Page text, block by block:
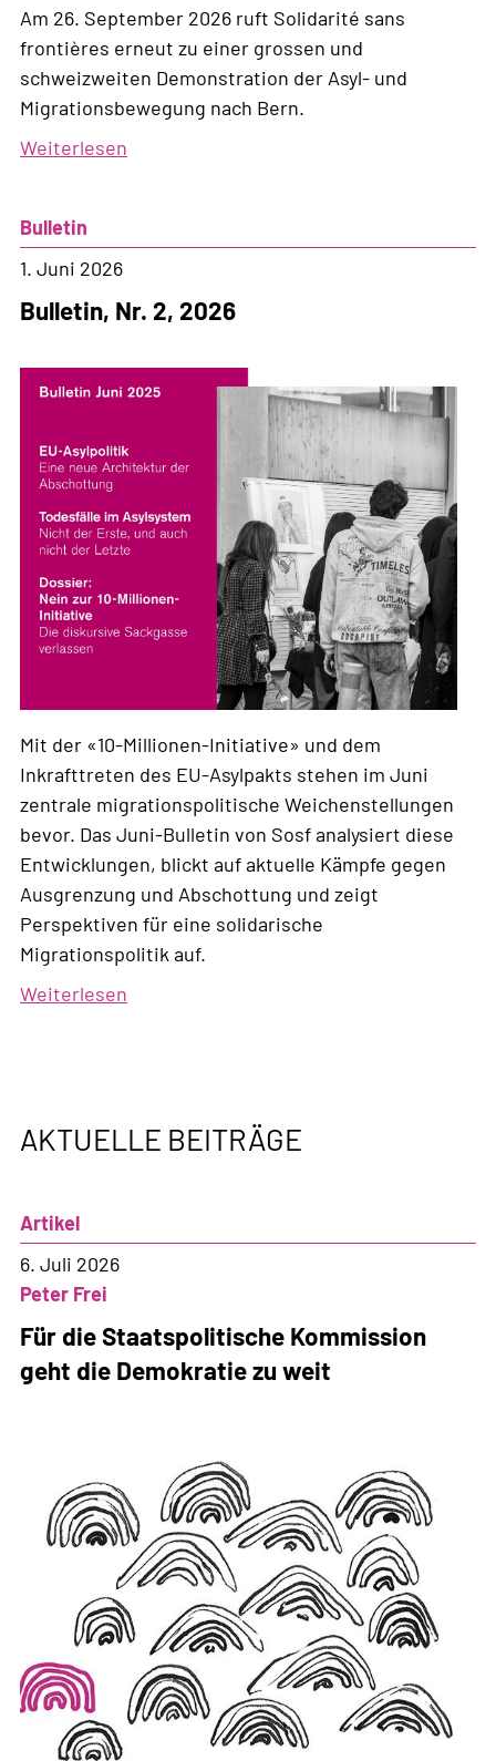
Am 26. September 2026 ruft Solidarité sans
frontières erneut zu einer grossen und
schweizweiten Demonstration der Asyl- und
Migrationsbewegung nach Bern.
Weiterlesen
Bulletin
1. Juni 2026
Bulletin, Nr. 2, 2026
Mit der «10-Millionen-Initiative» und dem
Inkrafttreten des EU-Asylpakts stehen im Juni
zentrale migrationspolitische Weichenstellungen
bevor. Das Juni-Bulletin von Sosf analysiert diese
Entwicklungen, blickt auf aktuelle Kämpfe gegen
Ausgrenzung und Abschottung und zeigt
Perspektiven für eine solidarische
Migrationspolitik auf.
Weiterlesen
AKTUELLE BEITRÄGE
Artikel
6. Juli 2026
Peter Frei
Für die Staatspolitische Kommission
geht die Demokratie zu weit